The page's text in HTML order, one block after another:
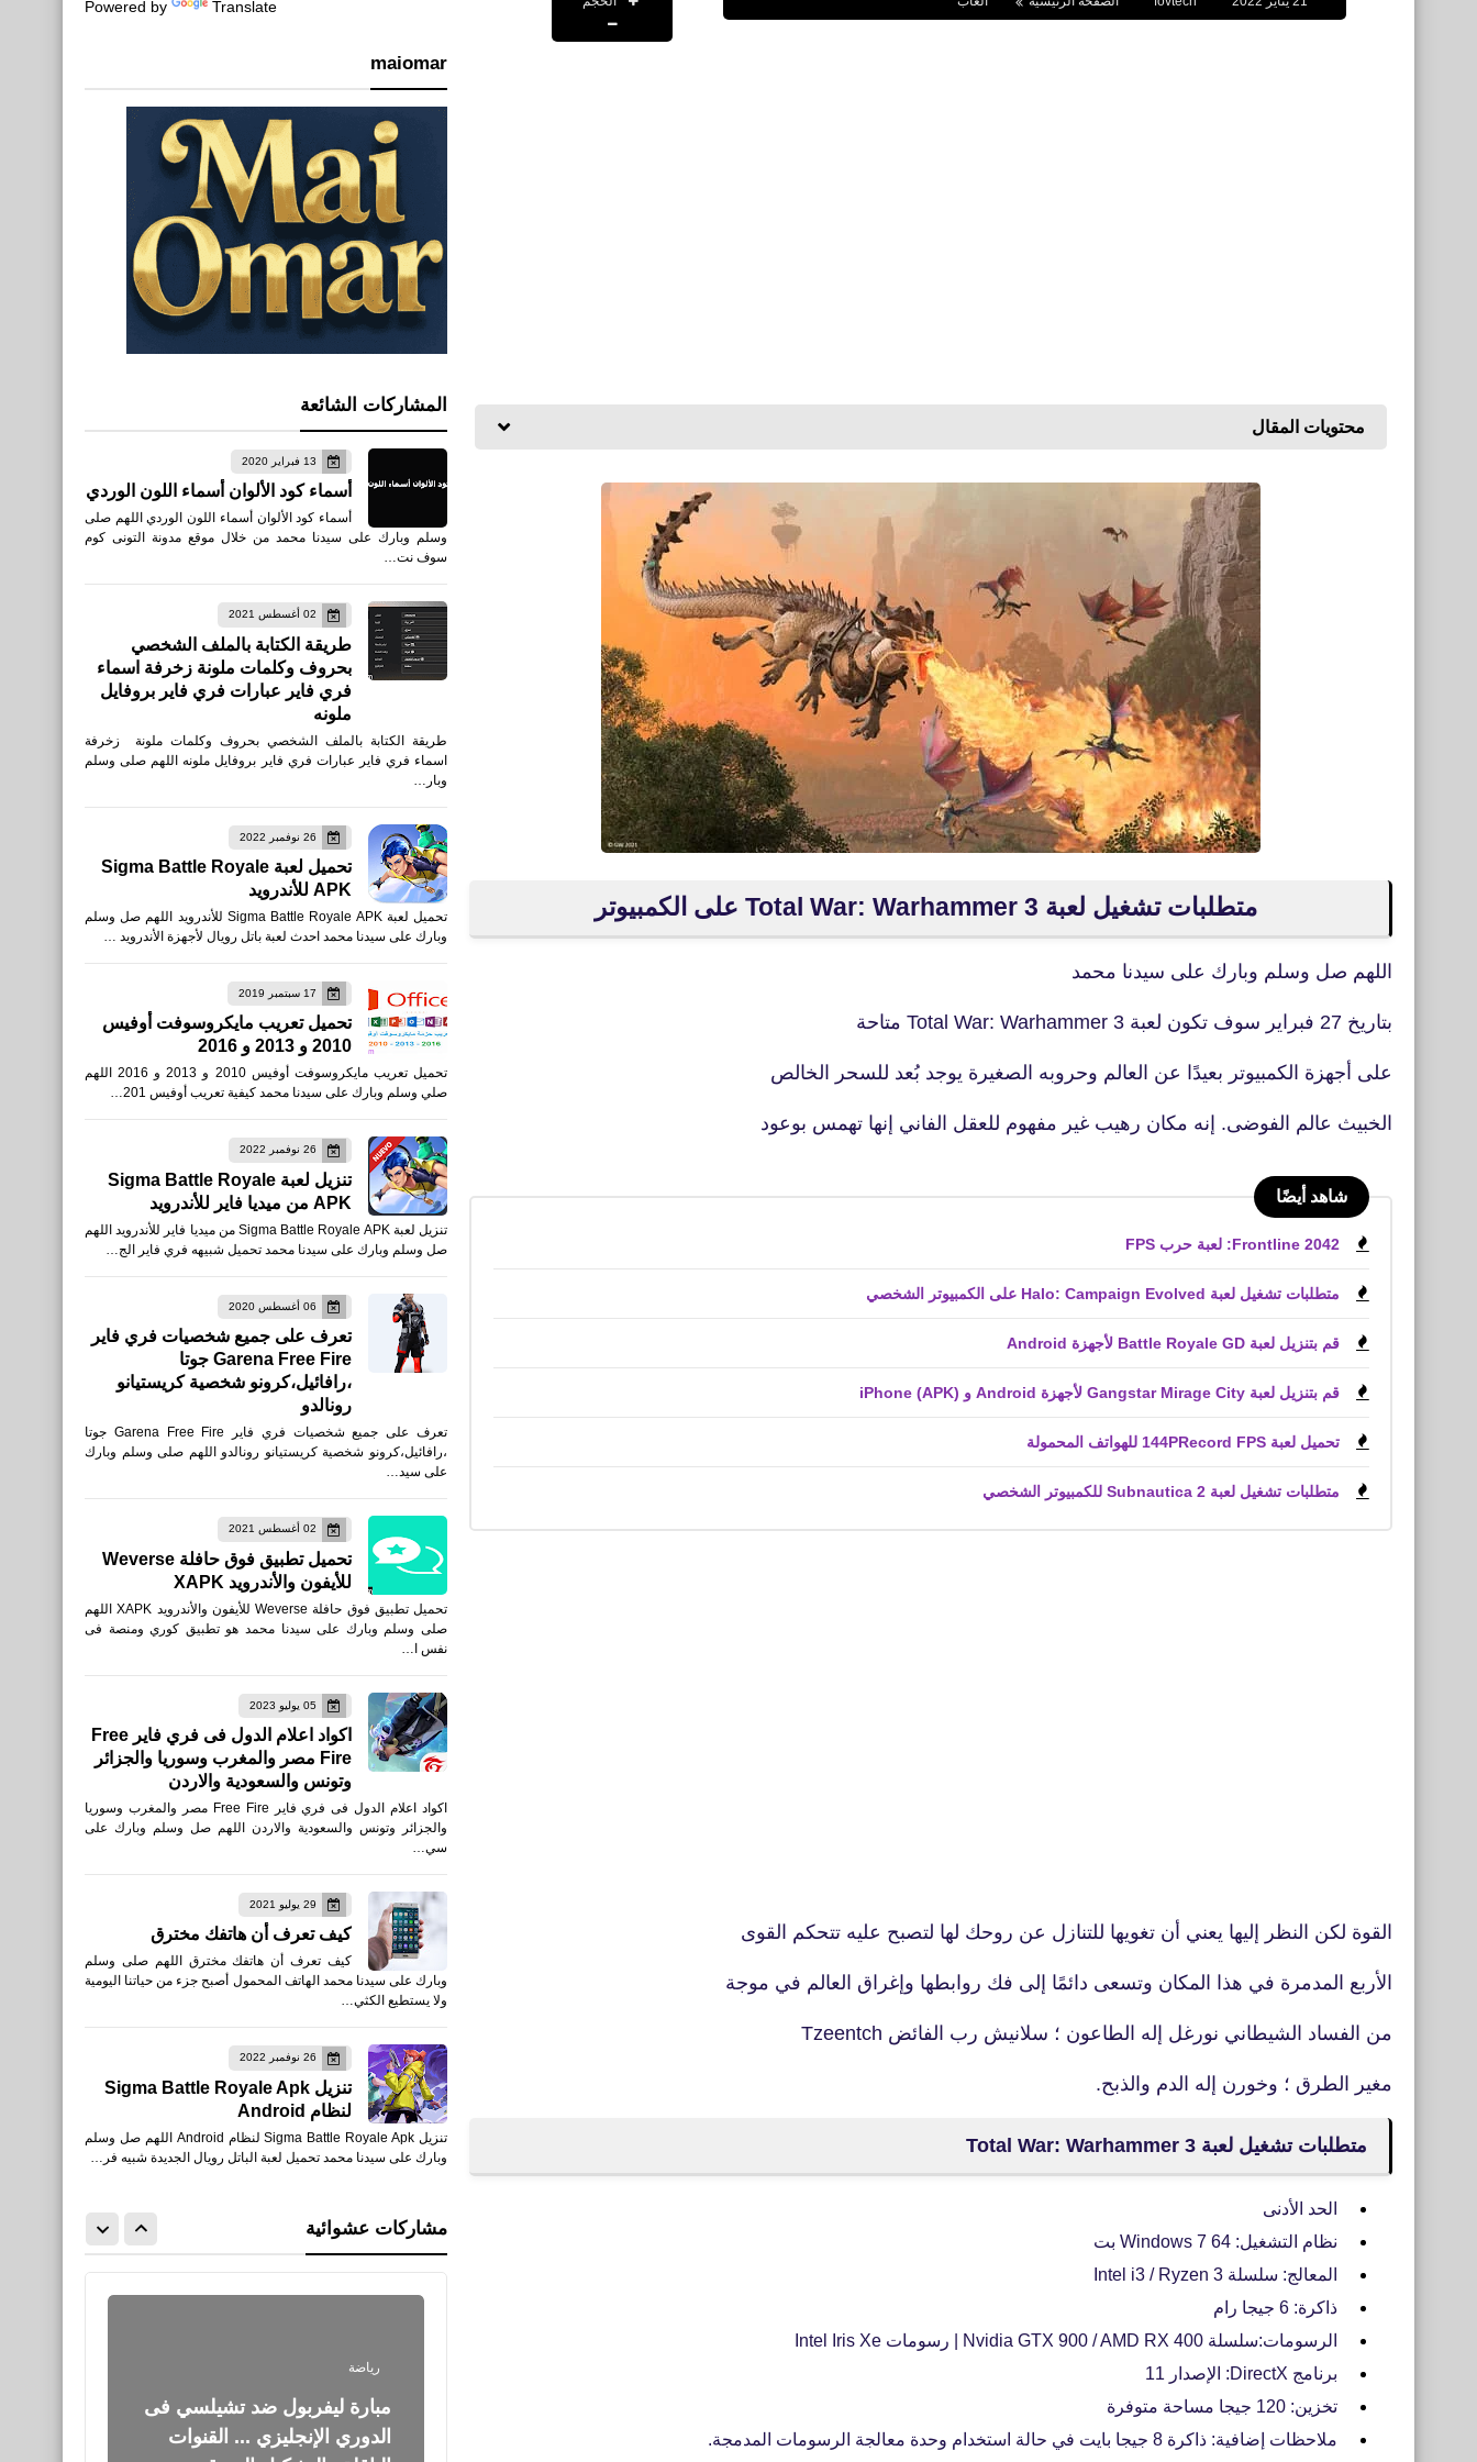
محتويات المقال
متطلبات تشغيل لعبة Total War: Warhammer 3 على الكمبيوتر
اللهم صل وسلم وبارك على سيدنا محمد
بتاريخ 27 فبراير سوف تكون لعبة Total War: Warhammer 3 متاحة
على أجهزة الكمبيوتر بعيدًا عن العالم وحروبه الصغيرة يوجد بُعد للسحر الخالص
الخبيث عالم الفوضى. إنه مكان رهيب غير مفهوم للعقل الفاني إنها تهمس بوعود
شاهد أيضًا
Frontline 2042: لعبة حرب FPS
متطلبات تشغيل لعبة Halo: Campaign Evolved على الكمبيوتر الشخصي
قم بتنزيل لعبة Battle Royale GD لأجهزة Android
قم بتنزيل لعبة Gangstar Mirage City لأجهزة Android و iPhone (APK)
تحميل لعبة 144PRecord FPS للهواتف المحمولة
متطلبات تشغيل لعبة Subnautica 2 للكمبيوتر الشخصي
القوة لكن النظر إليها يعني أن تغويها للتنازل عن روحك لها لتصبح عليه تتحكم القوى
الأربع المدمرة في هذا المكان وتسعى دائمًا إلى فك روابطها وإغراق العالم في موجة
من الفساد الشيطاني نورغل إله الطاعون ؛ سلانيش رب الفائض Tzeentch
مغير الطرق ؛ وخورن إله الدم والذبح.
متطلبات تشغيل لعبة Total War: Warhammer 3
الحد الأدنى
نظام التشغيل: Windows 7 64 بت
المعالج: سلسلة Intel i3 / Ryzen 3
ذاكرة: 6 جيجا رام
الرسومات:سلسلة Nvidia GTX 900 / AMD RX 400 | رسومات Intel Iris Xe
برنامج DirectX: الإصدار 11
تخزين: 120 جيجا مساحة متوفرة
ملاحظات إضافية: ذاكرة 8 جيجا بايت في حالة استخدام وحدة معالجة الرسومات المدمجة.
Powered by Translate
maiomar
المشاركات الشائعة
13 فبراير 2020
أسماء كود الألوان أسماء اللون الوردي
أسماء كود الألوان أسماء اللون الوردي اللهم صلى
وسلم وبارك على سيدنا محمد من خلال موقع مدونة التونى كوم
سوف نت…
02 أغسطس 2021
طريقة الكتابة بالملف الشخصي
بحروف وكلمات ملونة زخرفة اسماء
فري فاير عبارات فري فاير بروفايل
ملونه
طريقة الكتابة بالملف الشخصي بحروف وكلمات ملونة زخرفة
اسماء فري فاير عبارات فري فاير بروفايل ملونه اللهم صلى وسلم
وبار…
26 نوفمبر 2022
تحميل لعبة Sigma Battle Royale
APK للأندرويد
تحميل لعبة Sigma Battle Royale APK للأندرويد اللهم صل وسلم
وبارك على سيدنا محمد احدث لعبة باتل رويال لأجهزة الأندرويد …
17 سبتمبر 2019
تحميل تعريب مايكروسوفت أوفيس
2010 و 2013 و 2016
تحميل تعريب مايكروسوفت أوفيس 2010 و 2013 و 2016 اللهم
صلي وسلم وبارك على سيدنا محمد كيفية تعريب أوفيس 201…
26 نوفمبر 2022
تنزيل لعبة Sigma Battle Royale
APK من ميديا فاير للأندرويد
تنزيل لعبة Sigma Battle Royale APK من ميديا فاير للأندرويد اللهم
صل وسلم وبارك على سيدنا محمد تحميل شبيهه فري فاير الج…
06 أغسطس 2020
تعرف على جميع شخصيات فري فاير
Garena Free Fire جوتا
،رافائيل،كرونو شخصية كريستيانو
رونالدو
تعرف على جميع شخصيات فري فاير Garena Free Fire جوتا
،رافائيل،كرونو شخصية كريستيانو رونالدو اللهم صلى وسلم وبارك
على سيد…
02 أغسطس 2021
تحميل تطبيق فوق حافلة Weverse
للأيفون والأندرويد XAPK
تحميل تطبيق فوق حافلة Weverse للأيفون والأندرويد XAPK اللهم
صلى وسلم وبارك على سيدنا محمد هو تطبيق كوري ومنصة فى
نفس ا…
05 يوليو 2023
اكواد اعلام الدول فى فري فاير Free
Fire مصر والمغرب وسوريا والجزائر
وتونس والسعودية والاردن
اكواد اعلام الدول فى فري فاير Free Fire مصر والمغرب وسوريا
والجزائر وتونس والسعودية والاردن اللهم صل وسلم وبارك على
سي…
29 يوليو 2021
كيف تعرف أن هاتفك مخترق
كيف تعرف أن هاتفك مخترق اللهم صلى وسلم
وبارك على سيدنا محمد الهاتف المحمول أصبح جزء من حياتنا اليومية
ولا يستطيع الكثي…
26 نوفمبر 2022
تنزيل Sigma Battle Royale Apk
لنظام Android
تنزيل Sigma Battle Royale Apk لنظام Android اللهم صل وسلم
وبارك على سيدنا محمد تحميل لعبة الباتل رويال الجديدة شبيه فر…
مشاركات عشوائية
اخبار
فيديو تشويه الموناليزا..
ناشطتان تلقيان الحساء على
اللوحة الشهيرة
fovtech
رياضة
مبارة ليفربول ضد تشيلسي فى
الدوري الإنجليزي ... القنوات
الناقلة والتشكيل المتوقع
fovtech
ملخص مباراة الهلال 4 - 3 انتر
ميامي | كأس موسم الرياض
2024
اخبار
فيديو شرطة الرياض تقبض
على شخص لمضايقته امرأة
خلال إيصالها بمركبته
عثروا على قاربه ولم يجدوه ..
اختفاء المواطن " حميد سلامة
الظاهري" بعد خروجه في رحلة
صيد في بحر مستورة
اخبار
اللوحة الشهيرة
رياضة
مبارة ليفربول ضد تشيلسي فى
الدوري الإنجليزي ... القنوات